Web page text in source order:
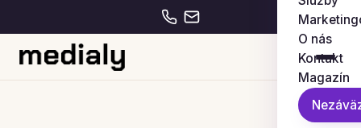
O nás
Kontakt
Magazín